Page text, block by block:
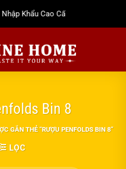
Khẩu Cao Cấp
Bin 8
GẮN THẺ “RƯỢU PENFOLDS BIN 8”
LỌC